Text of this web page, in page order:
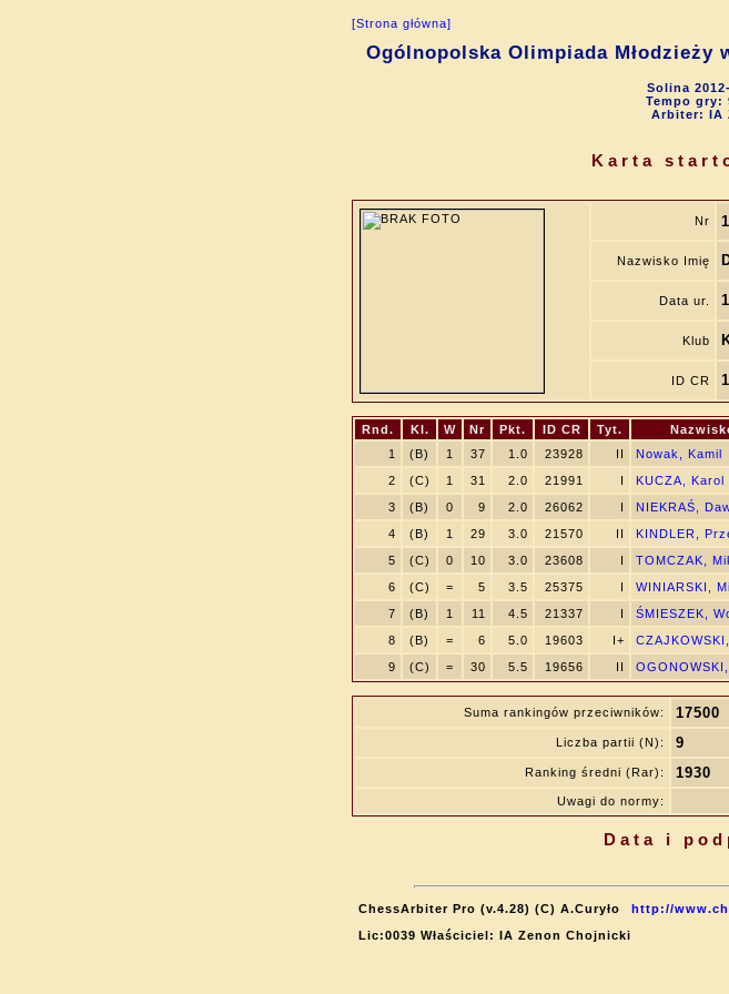
[Strona główna]
Ogólnopolska Olimpiada Młodzieży
Solina
Tempo gry:
Arbiter: IA
Karta
Nr
Nazwisko Imię
Data ur.
Klub
ID CR
Rnd. Kl. W Nr Pkt. ID CR Tyt.
1
(B) 1 37 1.0 23928 II Nowak, Kamil
2
(C) 1 31 2.0 21991 I KUCZA, Karol
3
(B) 0 9 2.0 26062 I NIEKRAŚ,
4
(B) 1 29 3.0 21570 II KINDLER,
5
(C) 0 10 3.0 23608 I TOMCZAK,
6
(C) = 5 3.5 25375 I WINIARSKI,
7
(B) 1 11 4.5 21337 I ŚMIESZEK,
8
(B) = 6 5.0 19603 I+
9
(C) = 30 5.5 19656 II
Suma rankingów przeciwników: 17500
Liczba partii (N): 9
Ranking średni (Rar): 1930
Uwagi do normy:
Data i
ChessArbiter Pro (v.4.28) (C) A.Curyło
http://
Lic:0039 Właściciel: IA Zenon Chojnicki